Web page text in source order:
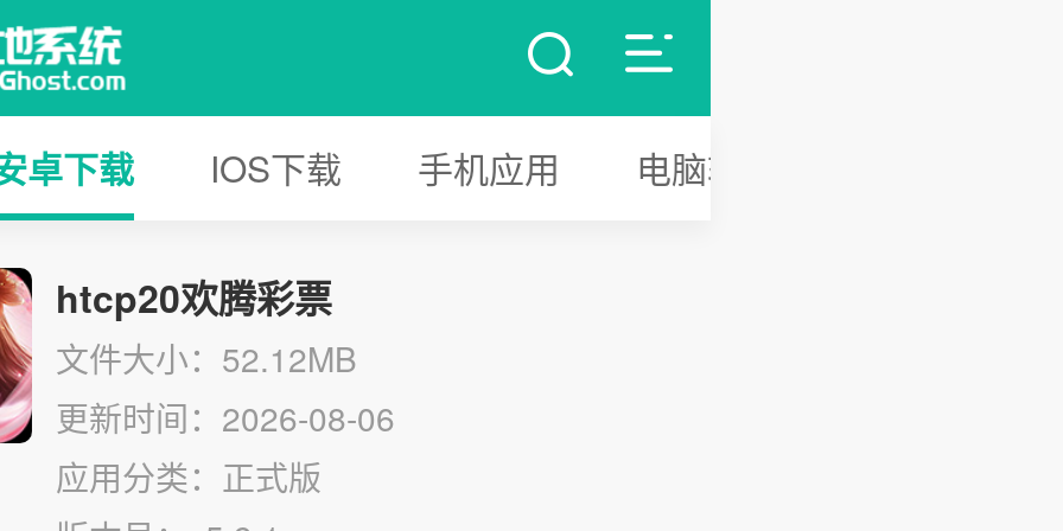
卓下载 IOS下载 手机应用 电脑软件
htcp20欢腾彩票
文件大小：52.12MB
更新时间：2026-08-06
应用分类：正式版